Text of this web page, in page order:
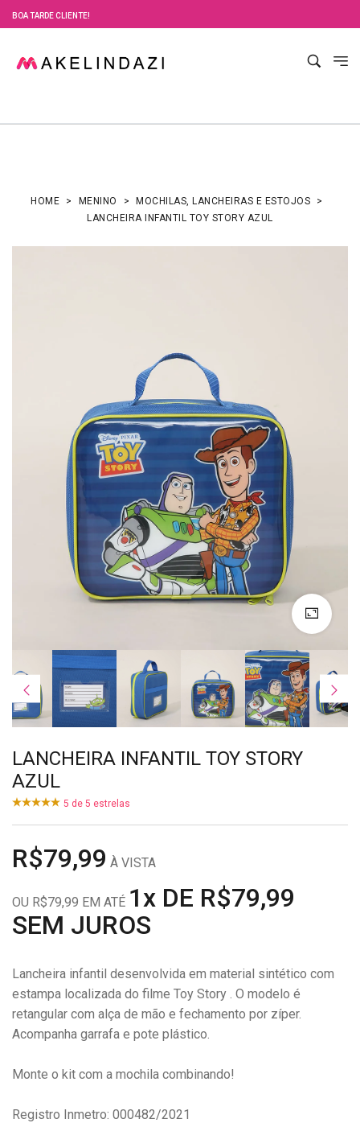
BOA TARDE CLIENTE!
HOME MENINO
MOCHILAS, LANCHEIRAS E ESTOJOS
LANCHEIRA INFANTIL TOY STORY AZUL
LANCHEIRA INFANTIL TOY STORY
AZUL
5 de 5 estrelas
R$79,99 À VISTA
OU R$79,99 EM ATÉ 1x DE R$79,99
SEM JUROS
Lancheira infantil desenvolvida em material sintético com
estampa localizada do filme Toy Story . O modelo é
retangular com alça de mão e fechamento por zíper.
Acompanha garrafa e pote plástico.
Monte o kit com a mochila combinando!
Registro Inmetro: 000482/2021